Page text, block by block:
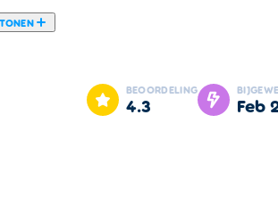
Je speelt als een klein personage
onmiddellijk elimineren! Interactie met
BEOORDELING
4.3 feb